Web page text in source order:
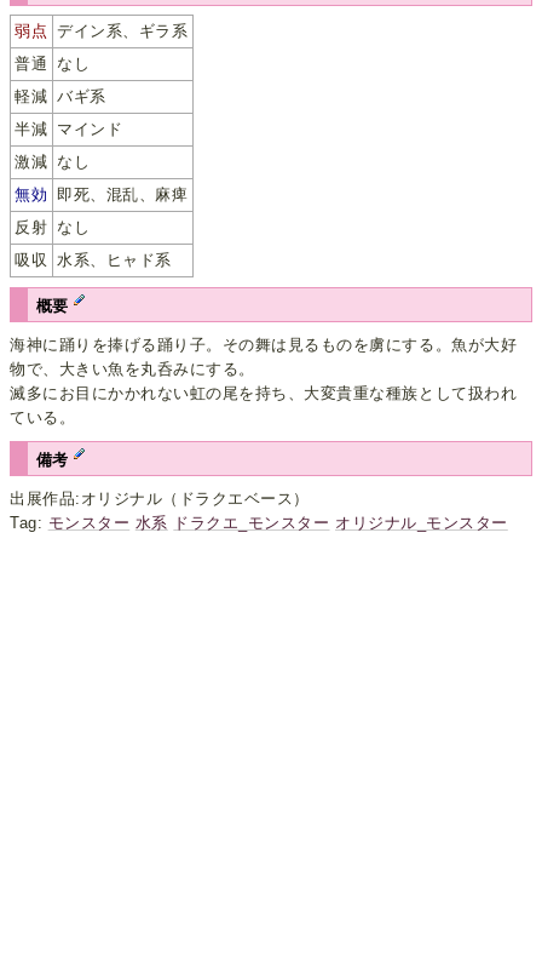
弱点 デイン系、ギラ系
普通
なし
軽減 バギ系
半減 マインド
激減 なし
無効
即死、混乱、麻痺
反射 なし
吸収
水系、ヒャド系
概要
海神に踊りを捧げる踊り子。その舞は見るものを虜にする。魚が大好
物で、大きい魚を丸呑みにする。
滅多にお目にかかれない虹の尾を持ち、大変貴重な種族として扱われ
ている。
備考
出展作品:オリジナル（ドラクエベース）
Tag: モンスター 水系 ドラクエ_モンスター オリジナル_モンスター